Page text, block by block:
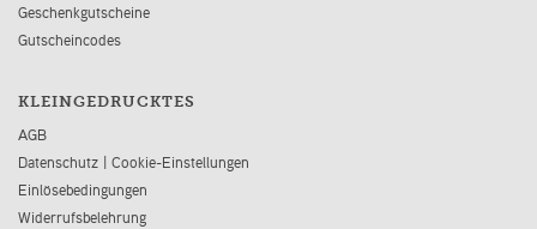
Geschenkgutscheine
Gutscheincodes
KLEINGEDRUCKTES
AGB
Datenschutz | Cookie-Einstellungen
Einlösebedingungen
Widerrufsbelehrung